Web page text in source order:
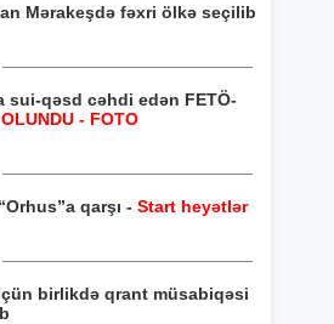
Mərakeşdə fəxri ölkə seçilib
sui-qəsd cəhdi edən FETÖ-
- FOTO
qarşı - Start heyətlər
birlikdə qrant müsabiqəsi